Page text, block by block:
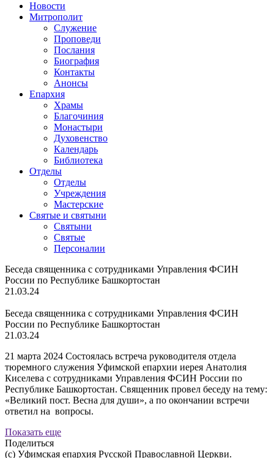
Новости
Митрополит
Служение
Проповеди
Послания
Биография
Контакты
Анонсы
Епархия
Храмы
Благочиния
Монастыри
Духовенство
Календарь
Библиотека
Отделы
Отделы
Учреждения
Мастерские
Святые и святыни
Cвятыни
Cвятые
Персоналии
Беседа священника с сотрудниками Управления ФСИН
России по Республике Башкортостан
21.03.24
Беседа священника с сотрудниками Управления ФСИН
России по Республике Башкортостан
21.03.24
21 марта 2024 Состоялась встреча руководителя отдела
тюремного служения Уфимской епархии иерея Анатолия
Киселева с сотрудниками Управления ФСИН России по
Республике Башкортостан. Священник провел беседу на тему:
«Великий пост. Весна для души», а по окончании встречи
ответил на вопросы.
Показать еще
Поделиться
(с) Уфимская епархия Русской Православной Церкви.